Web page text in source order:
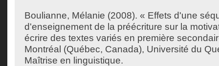
Boulianne, Mélanie (2008). « Effets d'une
d'enseignement de la préécriture sur la
écrire des textes variés en première
Montréal (Québec, Canada), Université du
Maîtrise en linguistique.